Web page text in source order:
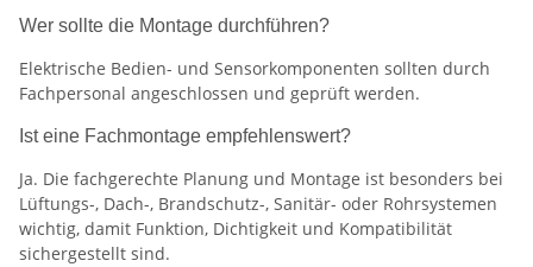
Wer sollte die Montage durchführen?
Elektrische Bedien- und Sensorkomponenten sollten durch
Fachpersonal angeschlossen und geprüft werden.
Ist eine Fachmontage empfehlenswert?
Ja. Die fachgerechte Planung und Montage ist besonders bei
Lüftungs-, Dach-, Brandschutz-, Sanitär- oder Rohrsystemen
wichtig, damit Funktion, Dichtigkeit und Kompatibilität
sichergestellt sind.